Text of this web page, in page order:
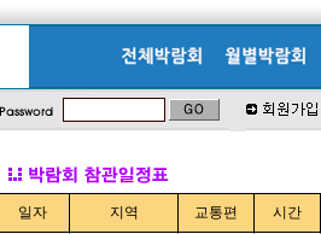
일자 지역 교통편 시간